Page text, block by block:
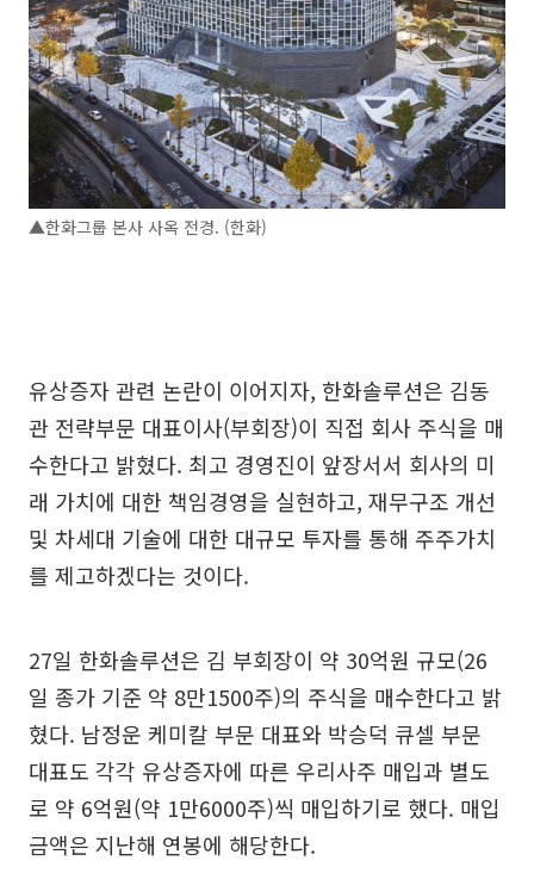
▲한화그룹 본사 사옥 전경. (한화)
유상증자 관련 논란이 이어지자, 한화솔루션은 김동
관 전략부문 대표이사(부회장)이 직접 회사 주식을 매
수한다고 밝혔다. 최고 경영진이 앞장서서 회사의 미
래 가치에 대한 책임경영을 실현하고, 재무구조 개선
및 차세대 기술에 대한 대규모 투자를 통해 주주가치
를 제고하겠다는 것이다.
27일 한화솔루션은 김 부회장이 약 30억원 규모(26
일 종가 기준 약 8만1500주)의 주식을 매수한다고 밝
혔다. 남정운 케미칼 부문 대표와 박승덕 큐셀 부문
대표도 각각 유상증자에 따른 우리사주 매입과 별도
로 약 6억원(약 1만6000주)씩 매입하기로 했다. 매입
금액은 지난해 연봉에 해당한다.